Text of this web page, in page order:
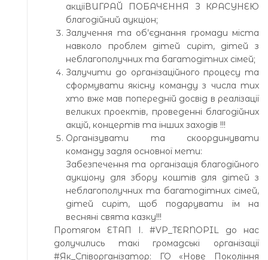
акціїВИГРАЙ ПОБАЧЕННЯ З КРАСУНЕЮ
благодійний аукціон;
Залучення та об’єднання громади міста
навколо проблем дітей сиріт, дітей з
неблагополучних та багатодітних сімей;
Залучити до організаційного процесу та
сформувати якісну команду з числа тих
хто вже мав попередній досвід в реалізації
великих проектів, проведенні благодійних
акцій, концертів та інших заходів !!!
Організувати та скоординувати
команду задля основної мети:
Забезпечення та організація благодійного
аукціону для збору коштів для дітей з
неблагополучних та багатодітних сімей,
дітей сиріт, щоб подарувати їм на
весняні свята казку!!!
Протягом ЕТАП І. #VP_TERNOPIL до нас
долучились такі громадські організації
#Як_Співорганізатор: ГО «Нове Покоління